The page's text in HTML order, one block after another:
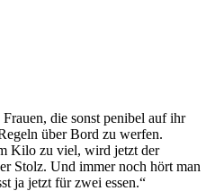
die sonst penibel auf ihr
über Bord zu werfen.
Kilo zu viel, wird jetzt der
Stolz. Und immer noch hört man
ja jetzt für zwei essen.“